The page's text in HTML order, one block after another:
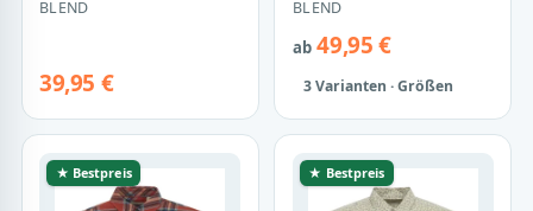
BLEND
39,95 €
BLEND
ab49,95 €
3 Varianten · Größen
★ Bestpreis ★ Bestpreis